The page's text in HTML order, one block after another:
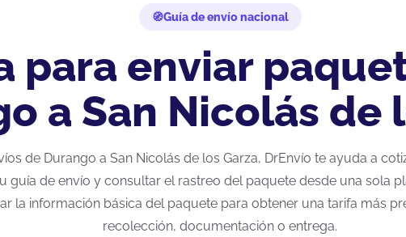
Guía de envío nacional
para enviar
a San Nicolás de
de Durango a San Nicolás de los Garza, DrEnvío te ayuda a
guía de envío y consultar el rastreo del paquete desde una sola
la información básica del paquete para obtener una tarifa más
recolección, documentación o entrega.